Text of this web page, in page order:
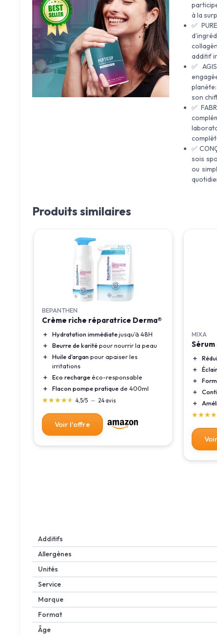
à la
✅
additif
✅
son
✅
✅
sois
ou
Produits similaires
BEPANTHEN
Crème riche réparatrice Derma®
＋ Hydratation immédiatejusqu'à 48H
＋
Beurre de karitépour nourrir la peau
＋
Huile d'arganpour apaiser les
irritations
＋
Eco rechargeéco-responsable
＋
Flacon pompe pratiquede 400ml
★★★★★
★★★★★ 4,5/5 — 24 avis
Voir l'offre
MIXA
＋
＋
＋
＋
＋
Additifs
Allergènes
Unités
Service
Marque
Format
Âge